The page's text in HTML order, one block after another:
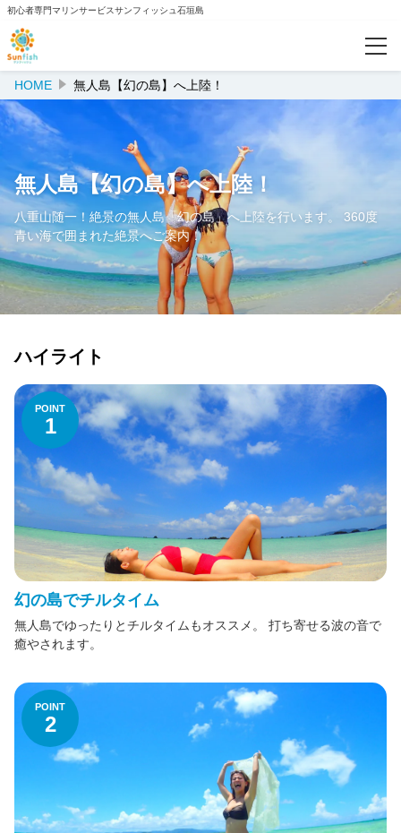
初心者専門マリンサービスサンフィッシュ石垣島
カテゴリー
体験ダイビングプラン一覧
【シュノーケリング】プラン一覧
【釣り体験】手ぶらでOK！
海の世界がもっと広がる！ライセンス講習
初心者大歓迎！ファンダイビングで石垣島の海を潜り尽くす！
500円OFFクーポン対象プラン
学割はじめました！
【ウミガメ】と泳ぐ！
無人島【幻の島】へ上陸！
到着日に楽しめるプラン集
最終日も楽しめる！プラン集
ご案内
会社案内
HOME 無人島【幻の島】へ上陸！
無人島【幻の島】へ上陸！
八重山随一！絶景の無人島「幻の島」へ上陸を行います。 360度
青い海で囲まれた絶景へご案内！
ハイライト
POINT
1
幻の島でチルタイム
無人島でゆったりとチルタイムもオススメ。 打ち寄せる波の音で
癒やされます。
POINT
2